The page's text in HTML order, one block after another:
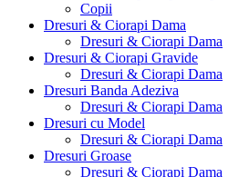
Copii
Dresuri & Ciorapi Dama
Dresuri & Ciorapi Dama
Dresuri & Ciorapi Gravide
Dresuri & Ciorapi Dama
Dresuri Banda Adeziva
Dresuri & Ciorapi Dama
Dresuri cu Model
Dresuri & Ciorapi Dama
Dresuri Groase
Dresuri & Ciorapi Dama